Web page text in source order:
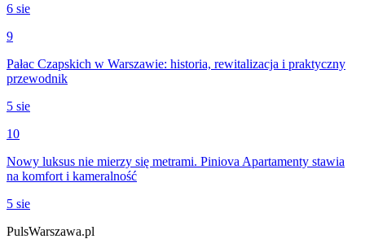
6 sie
9
Pałac Czapskich w Warszawie: historia, rewitalizacja i praktyczny
przewodnik
5 sie
10
Nowy luksus nie mierzy się metrami. Piniova Apartamenty stawia
na komfort i kameralność
5 sie
PulsWarszawa.pl